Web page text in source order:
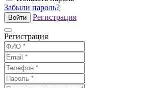
Забыли пароль?
Войти Регистрация
Регистрация